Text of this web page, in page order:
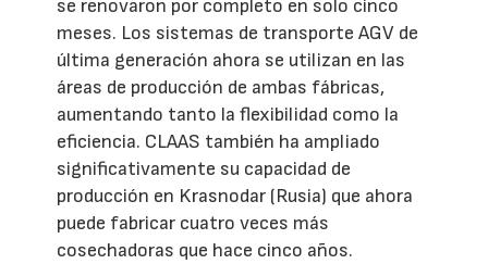
se renovaron por completo en solo cinco
meses. Los sistemas de transporte AGV de
última generación ahora se utilizan en las
áreas de producción de ambas fábricas,
aumentando tanto la flexibilidad como la
eficiencia. CLAAS también ha ampliado
significativamente su capacidad de
producción en Krasnodar (Rusia) que ahora
puede fabricar cuatro veces más
cosechadoras que hace cinco años.